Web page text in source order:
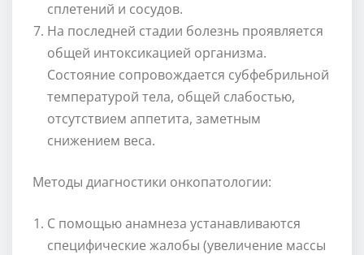
сплетений и сосудов.
На последней стадии болезнь проявляется
общей интоксикацией организма.
Состояние сопровождается субфебрильной
температурой тела, общей слабостью,
отсутствием аппетита, заметным
снижением веса.
Методы диагностики онкопатологии:
С помощью анамнеза устанавливаются
специфические жалобы (увеличение массы